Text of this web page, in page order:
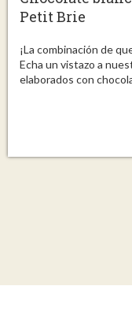
Petit Brie
¡La combinación de
Echa un vistazo a
elaborados con